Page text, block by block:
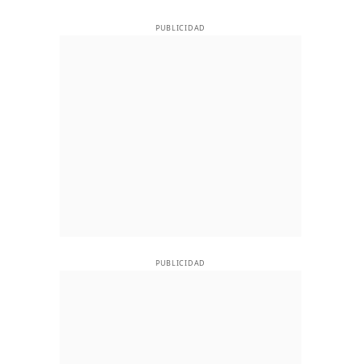
PUBLICIDAD
PUBLICIDAD